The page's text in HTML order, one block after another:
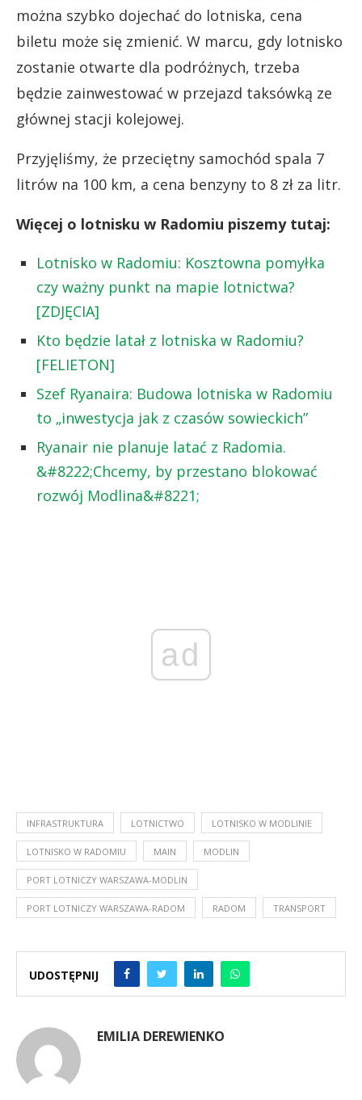
można szybko dojechać do lotniska, cena
biletu może się zmienić. W marcu, gdy lotnisko
zostanie otwarte dla podróżnych, trzeba
będzie zainwestować w przejazd taksówką ze
głównej stacji kolejowej.
Przyjęliśmy, że przeciętny samochód spala 7
litrów na 100 km, a cena benzyny to 8 zł za litr.
Więcej o lotnisku w Radomiu piszemy tutaj:
Lotnisko w Radomiu: Kosztowna pomyłka
czy ważny punkt na mapie lotnictwa?
[ZDJĘCIA]
Kto będzie latał z lotniska w Radomiu?
[FELIETON]
Szef Ryanaira: Budowa lotniska w Radomiu
to „inwestycja jak z czasów sowieckich”
Ryanair nie planuje latać z Radomia.
&#8222;Chcemy, by przestano blokować
rozwój Modlina&#8221;
ad
INFRASTRUKTURA LOTNICTWO LOTNISKO W MODLINIE
LOTNISKO W RADOMIU MAIN MODLIN
PORT LOTNICZY WARSZAWA-MODLIN
PORT LOTNICZY WARSZAWA-RADOM RADOM TRANSPORT
UDOSTĘPNIJ
EMILIA DEREWIENKO